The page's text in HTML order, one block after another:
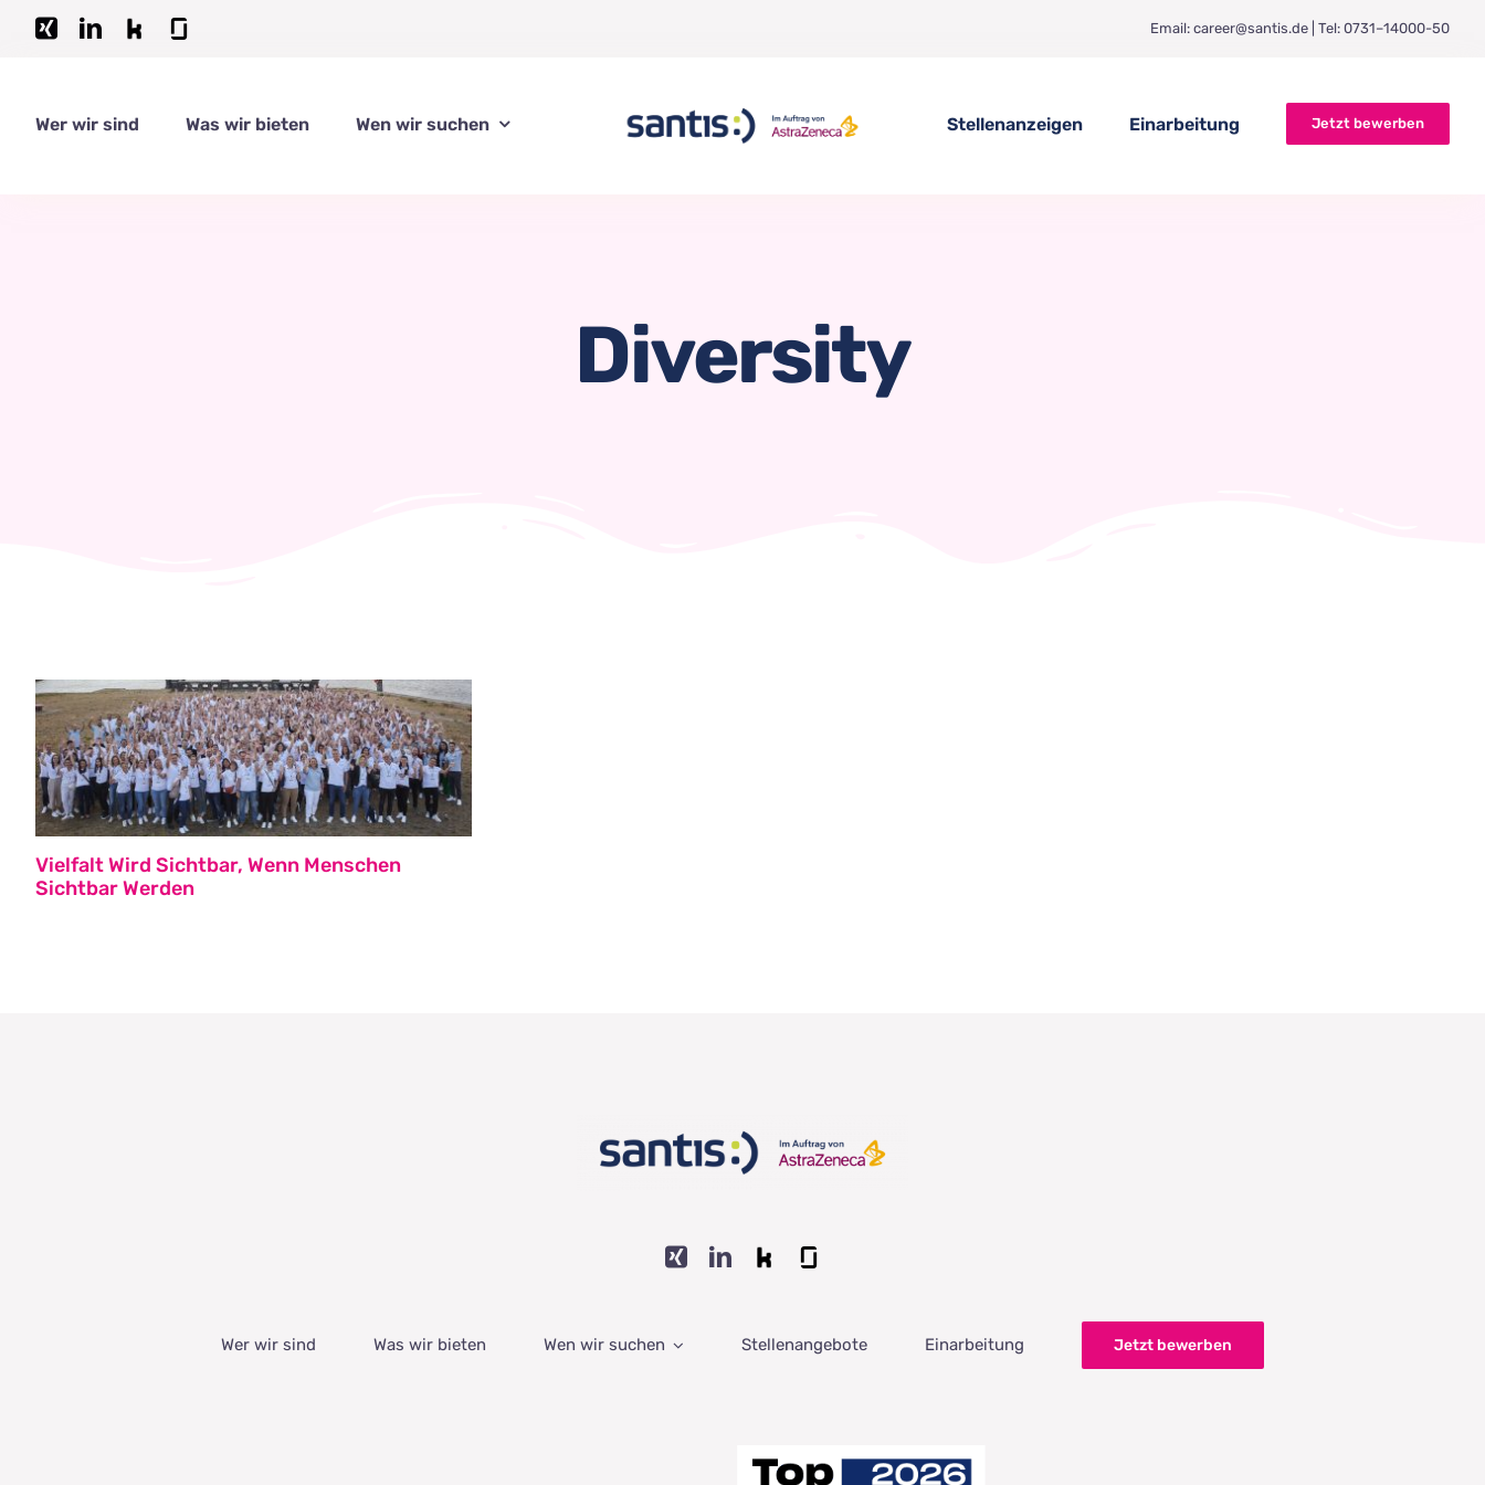
Zum
Email: career@santis.de | Tel: 0731–14000-50
Wer wir sind Was wir bieten Wen wir suchen Stellenanzeigen Einarbeitung Jetzt bewerben
Diversity
Vielfalt Wird Sichtbar, Wenn Menschen
Sichtbar Werden
Wer wir sind Was wir bieten Wen wir suchen Stellenangebote Einarbeitung Jetzt bewerben